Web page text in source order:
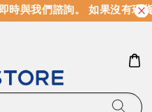
與我們諮詢。 如果沒有現